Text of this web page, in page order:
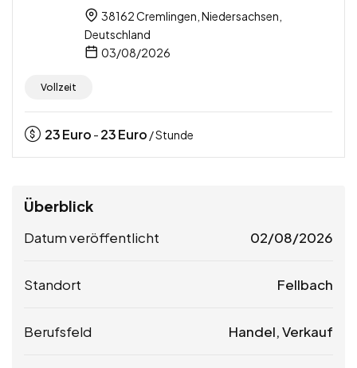
38162 Cremlingen, Niedersachsen,
Deutschland
03/08/2026
Vollzeit
23Euro - 23Euro / Stunde
Überblick
Datum veröffentlicht 02/08/2026
Standort Fellbach
Berufsfeld Handel, Verkauf